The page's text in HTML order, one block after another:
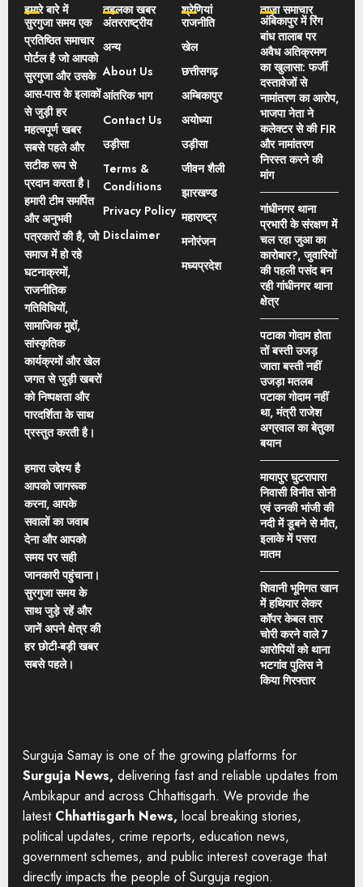
हमारे बारे में
सुरगुजा समय एक
प्रतिष्ठित समाचार
पोर्टल है जो आपको
सुरगुजा और उसके
आस-पास के इलाकों
से जुड़ी हर
महत्वपूर्ण खबर
सबसे पहले और
सटीक रूप से
प्रदान करता है।
हमारी टीम समर्पित
और अनुभवी
पत्रकारों की है, जो
समाज में हो रहे
घटनाक्रमों,
राजनीतिक
गतिविधियों,
सामाजिक मुद्दों,
सांस्कृतिक
कार्यक्रमों और खेल
जगत से जुड़ी खबरों
को निष्पक्षता और
पारदर्शिता के साथ
प्रस्तुत करती है।
हमारा उद्देश्य है
आपको जागरूक
करना, आपके
सवालों का जवाब
देना और आपको
समय पर सही
जानकारी पहुंचाना।
सुरगुजा समय के
साथ जुड़े रहें और
जानें अपने क्षेत्र की
हर छोटी-बड़ी खबर
सबसे पहले।
तहलका खबर
अंतरराष्ट्रीय
अन्य
About Us
आंतरिक भाग
Contact Us
उड़ीसा
Terms &
Conditions
Privacy Policy
Disclaimer
श्रेणियां
राजनीति
खेल
छत्तीसगढ़
अम्बिकापुर
अयोध्या
उड़ीसा
जीवन शैली
झारखण्ड
महाराष्ट्र
मनोरंजन
मध्यप्रदेश
ताज़ा समाचार
अंबिकापुर में रिंग
बांध तालाब पर
अवैध अतिक्रमण
का खुलासा: फर्जी
दस्तावेजों से
नामांतरण का आरोप,
भाजपा नेता ने
कलेक्टर से की FIR
और नामांतरण
निरस्त करने की
मांग
गांधीनगर थाना
प्रभारी के संरक्षण में
चल रहा जुआ का
कारोबार?, जुवारियों
की पहली पसंद बन
रही गांधीनगर थाना
क्षेत्र
पटाका गोदाम होता
तों बस्ती उजड़
जाता बस्ती नहीं
उजड़ा मतलब
पटाका गोदाम नहीं
था, मंत्री राजेश
अग्रवाल का बेतुका
बयान
मायापुर घुटरापारा
निवासी विनीत सोनी
एवं उनकी भांजी की
नदी में डूबने से मौत,
इलाके में पसरा
मातम
शिवानी भूमिगत खान
में हथियार लेकर
कॉपर केबल तार
चोरी करने वाले 7
आरोपियों को थाना
भटगांव पुलिस ने
किया गिरफ्तार
Surguja Samay is one of the growing platforms for
Surguja News, delivering fast and reliable updates from
Ambikapur and across Chhattisgarh. We provide the
latest Chhattisgarh News, local breaking stories,
political updates, crime reports, education news,
government schemes, and public interest coverage that
directly impacts the people of Surguja region.